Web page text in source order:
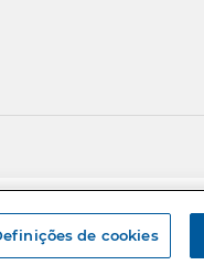
de cookies